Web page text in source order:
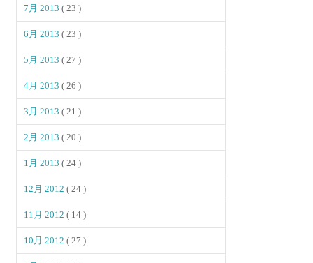
7月 2013( 23 )
6月 2013( 23 )
5月 2013( 27 )
4月 2013( 26 )
3月 2013( 21 )
2月 2013( 20 )
1月 2013( 24 )
12月 2012( 24 )
11月 2012( 14 )
10月 2012( 27 )